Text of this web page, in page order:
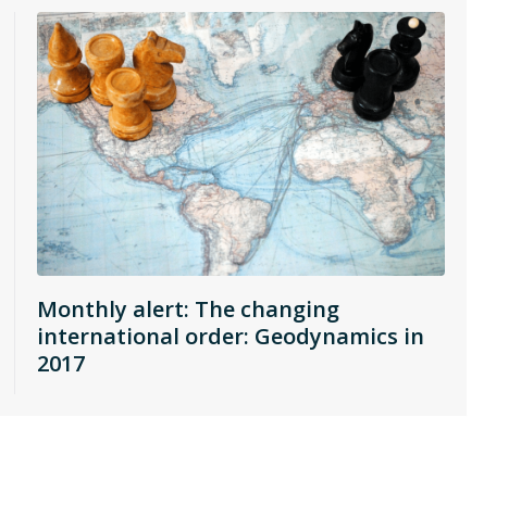
Monthly alert: The changing
international order: Geodynamics in
2017